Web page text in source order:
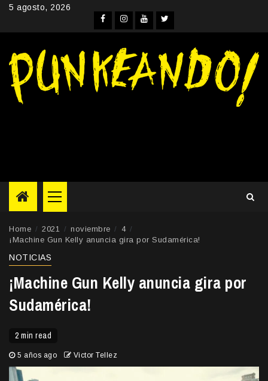
Skip5 agosto, 2026
Facebook
Instagram
YouTubeTwitter
Primary
Menu
Home 2021 noviembre
4
¡Machine Gun Kelly anuncia gira por Sudamérica!
NOTICIAS
¡Machine Gun Kelly anuncia gira por
Sudamérica!
2 min read
5 años ago Victor Tellez